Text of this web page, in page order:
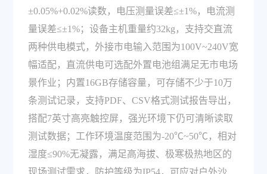
±0.05%+0.02%读数，电压测量误差≤±1%，电流测
量误差≤±1%；设备主机重量约32kg，支持交直流
两种供电模式，外接市电输入范围为100V~240V宽
幅适配，直流供电可选配外置电池组满足无市电场
景作业；内置16GB存储容量，可存储不少于10万
条测试记录，支持PDF、CSV格式测试报告导出，
搭配7英寸高亮触控屏，强光环境下仍可清晰读取
测试数据；工作环境温度范围为-20℃~50℃，相对
湿度≤90%无凝露，满足高海拔、极寒极热地区的
现场测试需求，防护等级为IP54，可应对户外沙